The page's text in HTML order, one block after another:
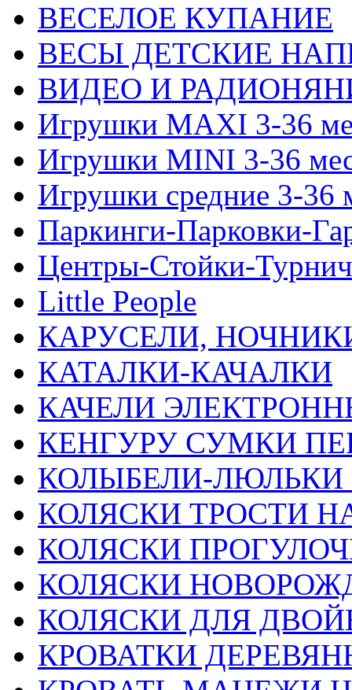
ВЕСЕЛОЕ КУПАНИЕ
ВЕСЫ ДЕТСКИЕ
ВИДЕО И
Игрушки MAXI 3-36
Игрушки MINI 3-36
Игрушки средние 3-36
Паркинги-Парковки-
Центры-Стойки-
Little People
КАРУСЕЛИ,
КАТАЛКИ-КАЧАЛКИ
КАЧЕЛИ
КЕНГУРУ СУМКИ
КОЛЫБЕЛИ-ЛЮЛЬКИ
КОЛЯСКИ ТРОСТИ
КОЛЯСКИ
КОЛЯСКИ
КОЛЯСКИ ДЛЯ
КРОВАТКИ